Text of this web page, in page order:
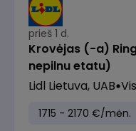
prieš 1 d.
Krovėjas (-a)
nepilnu etatu)
Lidl Lietuva, UAB
1715 - 2170 €/mėn.